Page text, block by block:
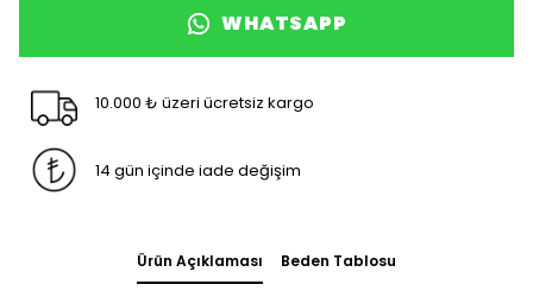
WHATSAPP
10.000 ₺ üzeri ücretsiz kargo
14 gün içinde iade değişim
Ürün Açıklaması Beden Tablosu